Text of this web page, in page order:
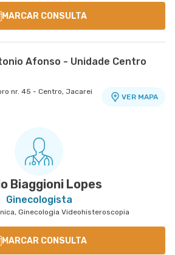
MARCAR CONSULTA
Afonso - Unidade Centro
nr. 45 - Centro, Jacarei
VER MAPA
Biaggioni Lopes
Ginecologista
Ginecologia Videohisteroscopia
MARCAR CONSULTA